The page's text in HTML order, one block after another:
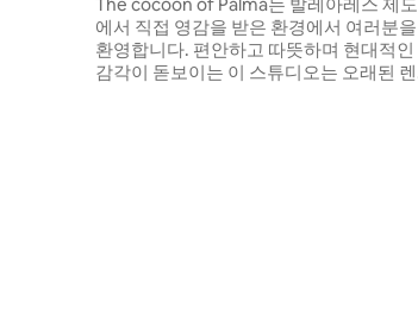
The cocoon of Palma는 발레아레스 제도
에서 직접 영감을 받은 환경에서 여러분을
환영합니다. 편안하고 따뜻하며 현대적인
감각이 돋보이는 이 스튜디오는 오래된 렌